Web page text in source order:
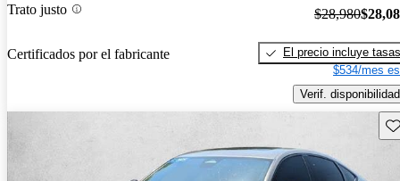
Trato justo
Certificados por el fabricante
$28,980
El precio incluye tasas
$534/mes
Verif. disponibilidad